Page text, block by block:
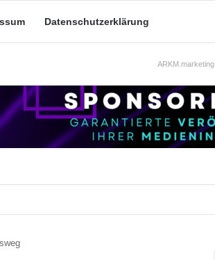
Datenschutzerklärung
ARKM.marketing
Schützenhilfe?